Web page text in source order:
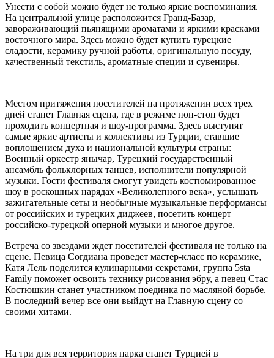
Унести с собой можно будет не только яркие воспоминания.
На центральной улице расположится Гранд-Базар,
завораживающий пьянящими ароматами и яркими красками
восточного мира. Здесь можно будет купить турецкие
сладости, керамику ручной работы, оригинальную посуду,
качественный текстиль, ароматные специи и сувениры.
Местом притяжения посетителей на протяжении всех трех
дней станет Главная сцена, где в режиме нон-стоп будет
проходить концертная и шоу-программа. Здесь выступят
самые яркие артисты и коллективы из Турции, ставшие
воплощением духа и национальной культуры страны:
Военный оркестр янычар, Турецкий государственный
ансамбль фольклорных танцев, исполнители популярной
музыки. Гости фестиваля смогут увидеть костюмированное
шоу в роскошных нарядах «Великолепного века», услышать
зажигательные сеты и необычные музыкальные перформансы
от российских и турецких диджеев, посетить концерт
российско-турецкой оперной музыки и многое другое.
Встреча со звездами ждет посетителей фестиваля не только на
сцене. Певица Согдиана проведет мастер-класс по керамике,
Катя Лель поделится кулинарными секретами, группа 5sta
Family поможет освоить технику рисования эбру, а певец Стас
Костюшкин станет участником поединка по масляной борьбе.
В последний вечер все они выйдут на Главную сцену со
своими хитами.
На три дня вся территория парка станет Турцией в